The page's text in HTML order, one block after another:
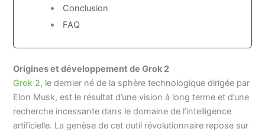
Conclusion
FAQ
Origines et développement de Grok 2
Grok 2, le dernier né de la sphère technologique dirigée par
Elon Musk, est le résultat d’une vision à long terme et d’une
recherche incessante dans le domaine de l’intelligence
artificielle. La genèse de cet outil révolutionnaire repose sur